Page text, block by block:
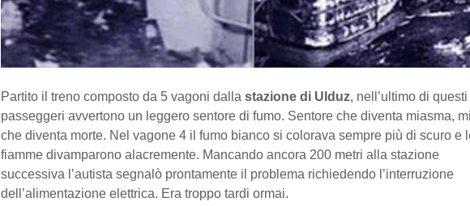
Partito il treno composto da 5 vagoni dalla stazione di Ulduz, nell’ultimo di questi
passeggeri avvertono un leggero sentore di fumo. Sentore che diventa miasma,
che diventa morte. Nel vagone 4 il fumo bianco si colorava sempre più di scuro e
fiamme divamparono alacremente. Mancando ancora 200 metri alla stazione
successiva l’autista segnalò prontamente il problema richiedendo l’interruzione
dell’alimentazione elettrica. Era troppo tardi ormai.